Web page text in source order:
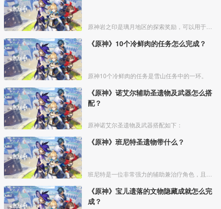
《原神》10个冷鲜肉的任务怎么完成？
原神10个冷鲜肉的任务是雪山任务中的一环。
《原神》诺艾尔辅助圣遗物及武器怎么搭
配？
原神诺艾尔圣遗物及武器搭配如下：
《原神》班尼特圣遗物带什么？
《原神》宝儿遗落的文物隐藏成就怎么完
成？